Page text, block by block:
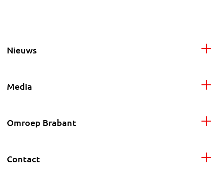
Nieuws
Media
Omroep Brabant
Contact